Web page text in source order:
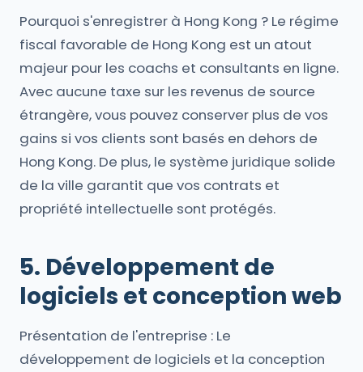
Pourquoi s'enregistrer à Hong Kong ? Le régime
fiscal favorable de Hong Kong est un atout
majeur pour les coachs et consultants en ligne.
Avec aucune taxe sur les revenus de source
étrangère, vous pouvez conserver plus de vos
gains si vos clients sont basés en dehors de
Hong Kong. De plus, le système juridique solide
de la ville garantit que vos contrats et
propriété intellectuelle sont protégés.
5. Développement de
logiciels et conception web
Présentation de l'entreprise : Le
développement de logiciels et la conception